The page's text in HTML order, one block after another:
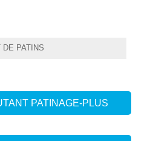
DE PATINS
PATINAGE-PLUS